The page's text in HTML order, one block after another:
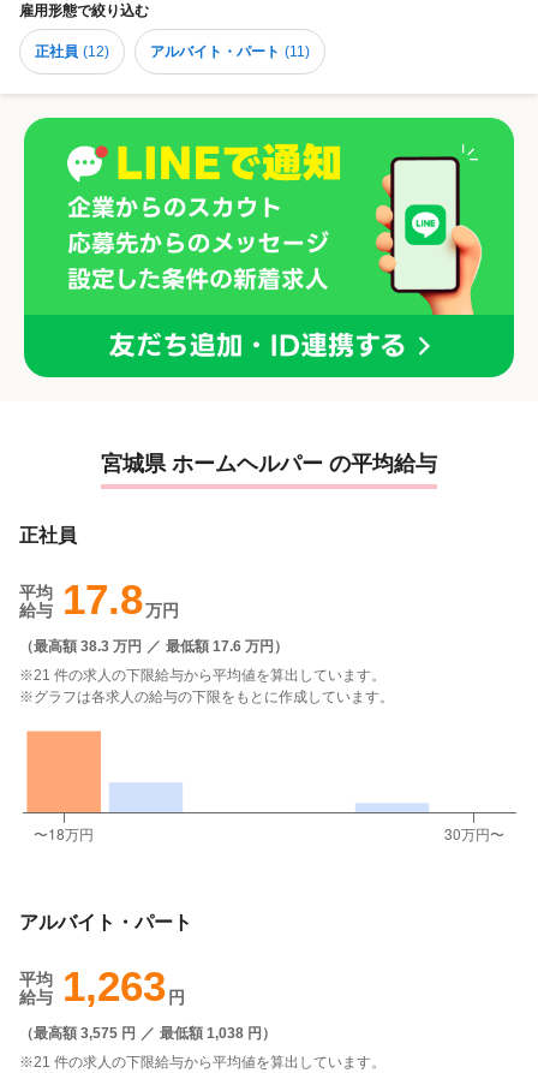
雇用形態で絞り込む
正社員 (12) アルバイト・パート (11 )
宮城県 ホームヘルパー の平均給与
正社員
平均
給与
17.8万円
（最高額 38.3 万円 ／ 最低額 17.6 万円 ）
※21 件の求人の下限給与から平均値を算出しています。
※グラフは各求人の給与の下限をもとに作成しています。
アルバイト・パート
平均
給与
1,263 円
（最高額 3,575 円 ／ 最低額 1,038 円 ）
※21 件の求人の下限給与から平均値を算出しています。